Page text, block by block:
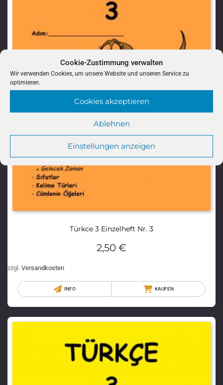
Cookie-Zustimmung verwalten
Wir verwenden Cookies, um unsere Website und unseren Service zu
optimieren.
Cookies akzeptieren
Ablehnen
Einstellungen anzeigen
Türkce 3 Einzelheft Nr. 3
2,50 €
zzgl. Versandkosten
INFO KAUFEN